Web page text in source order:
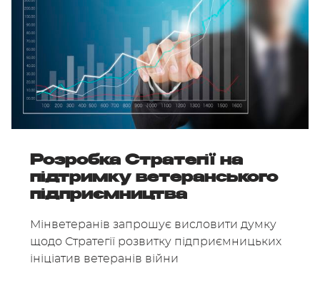
Розробка Стратегії на
підтримку ветеранського
підприємництва
Мінветеранів запрошує висловити думку
щодо Стратегії розвитку підприємницьких
ініціатив ветеранів війни